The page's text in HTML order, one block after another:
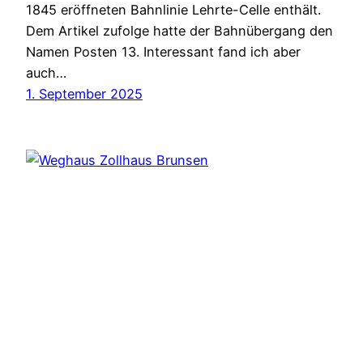
1845 eröffneten Bahnlinie Lehrte-Celle enthält.
Dem Artikel zufolge hatte der Bahnübergang den
Namen Posten 13. Interessant fand ich aber
auch…
1. September 2025